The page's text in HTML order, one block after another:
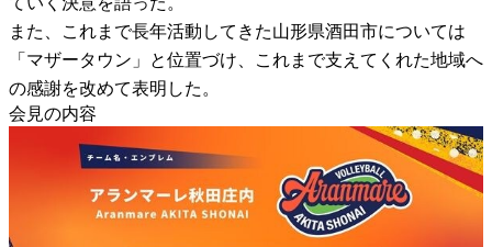
また、これまで長年活動してきた山形県酒田市については
「マザータウン」と位置づけ、これまで支えてくれた地域へ
の感謝を改めて表明した。
会見の内容